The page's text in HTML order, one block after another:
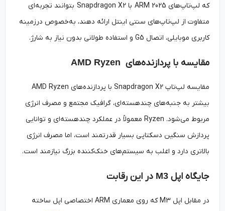
که لپ‌تاپ‌های ARM 2025 با Snapdragon X2 بتوانند تجربه‌ای
متفاوت از لپ‌تاپ‌های سنتی اینتل ارائه دهند، به‌خصوص درزمینه
کاربری موبایلی، اتصال G5 و استفاده طولانی بدون نیاز به شارژ.
مقایسه با پردازنده‌هایAMD Ryzen
مقایسه لپ‌تاپ Snapdragon X2 با پردازنده‌های AMD Ryzen
بیشتر به جنبه‌های چندهسته‌ای، گرافیک مجتمع و مصرف انرژی
مربوط می‌شود. Ryzen معمولاً در عملکرد چندهسته‌ای و توانایی
پردازش سنگین دسکتاپی بسیار قدرتمند است، اما مصرف انرژی
بالاتری دارد و اغلب به سیستم‌های خنک‌کننده بزرگ نیازمند است.
جایگاه اپل در این رقابت
در مقابل اپل M3 که روی معماری ARM اختصاصی اپل ساخته